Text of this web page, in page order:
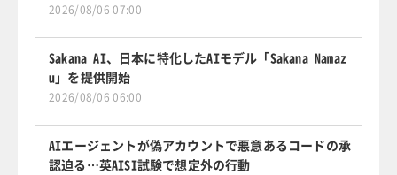
2026/08/06 07:00
Sakana AI、日本に特化したAIモデル「Sakana Namaz
u」を提供開始
2026/08/06 06:00
AIエージェントが偽アカウントで悪意あるコードの承
認迫る…英AISI試験で想定外の行動